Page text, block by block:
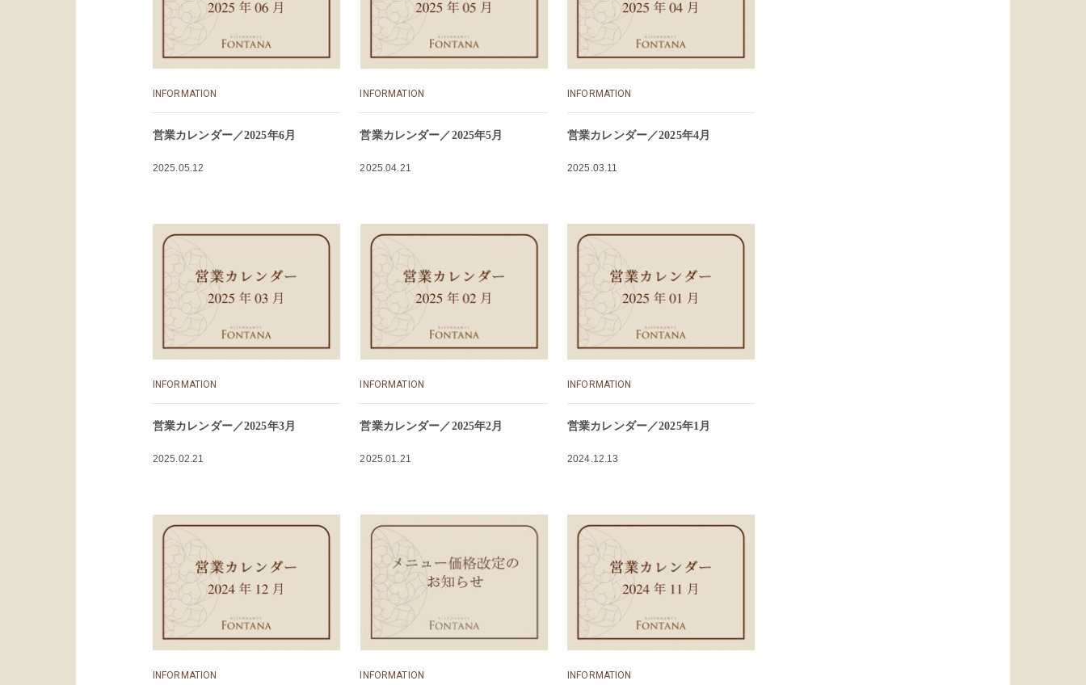
INFORMATION
営業カレンダー／2025年6月
2025.05.12
INFORMATION
営業カレンダー／2025年5月
2025.04.21
INFORMATION
営業カレンダー／2025年4月
2025.03.11
INFORMATION
営業カレンダー／2025年3月
2025.02.21
INFORMATION
営業カレンダー／2025年2月
2025.01.21
INFORMATION
営業カレンダー／2025年1月
2024.12.13
INFORMATION INFORMATION INFORMATION